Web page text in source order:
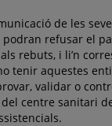
de les
refusar el
rebuts, i li’n
tenir aquestes
validar o
centre sanitari